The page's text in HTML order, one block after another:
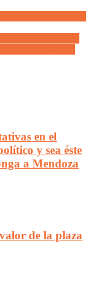
en el
y sea éste
a Mendoza
de la plaza